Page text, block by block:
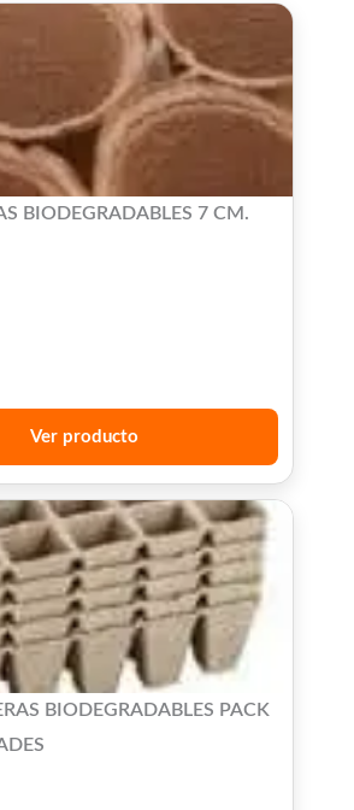
BIODEGRADABLES 7 CM.
Ver producto
BIODEGRADABLES PACK